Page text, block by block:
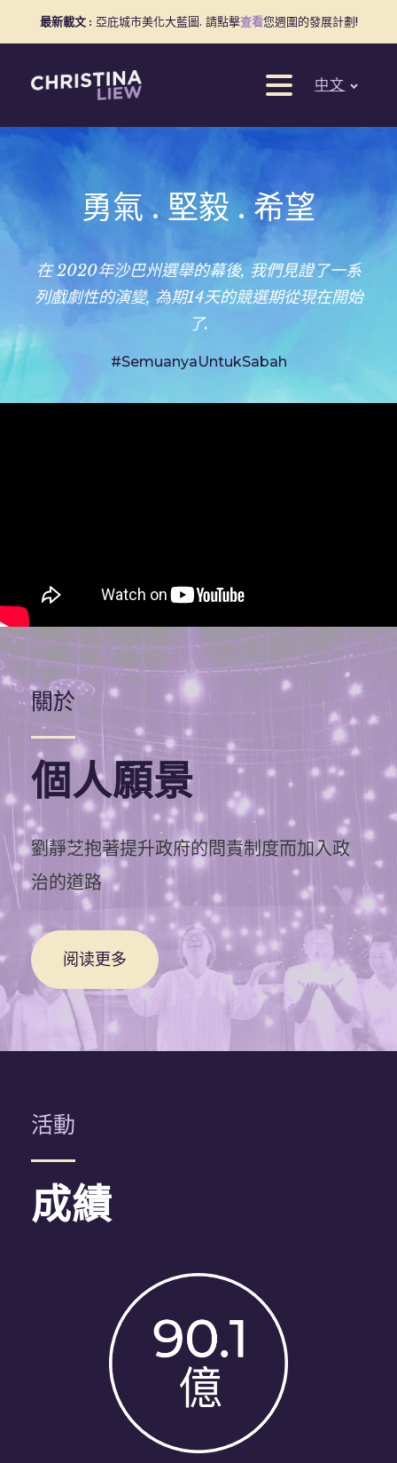
最新載文 : 亞庇城市美化大藍圖. 請點擊查看您週圍的發展計劃!
中文
勇氣 . 堅毅 . 希望
在 2020年沙巴州選舉的幕後, 我們見證了一系
列戲劇性的演變, 為期14天的競選期從現在開始
了.
#SemuanyaUntukSabah
關於
個人願景
劉靜芝抱著提升政府的問責制度而加入政
治的道路
阅读更多
活動
成績